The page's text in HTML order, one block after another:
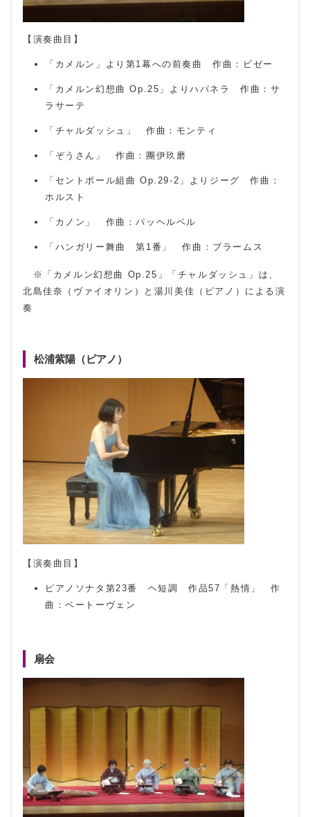
【演奏曲目】
「カメルン」より第1幕への前奏曲 作曲：ビゼー
「カメルン幻想曲 Op.25」よりハバネラ 作曲：サ
ラサーテ
「チャルダッシュ」 作曲：モンティ
「ぞうさん」 作曲：團伊玖磨
「セントポール組曲 Op.29-2」よりジーグ 作曲：
ホルスト
「カノン」 作曲：パッヘルベル
「ハンガリー舞曲 第1番」 作曲：ブラームス
※「カメルン幻想曲 Op.25」「チャルダッシュ」は、
北島佳奈（ヴァイオリン）と湯川美佳（ピアノ）による演
奏
松浦紫陽（ピアノ）
【演奏曲目】
ピアノソナタ第23番 ヘ短調 作品57「熱情」 作
曲：ベートーヴェン
扇会